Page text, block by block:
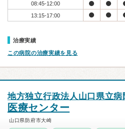
08:45-12:00
13:15-17:00
治療実績
この病院の治療実績を見る
地方独立行政法人山口県立病
医療センター
山口県防府市大崎